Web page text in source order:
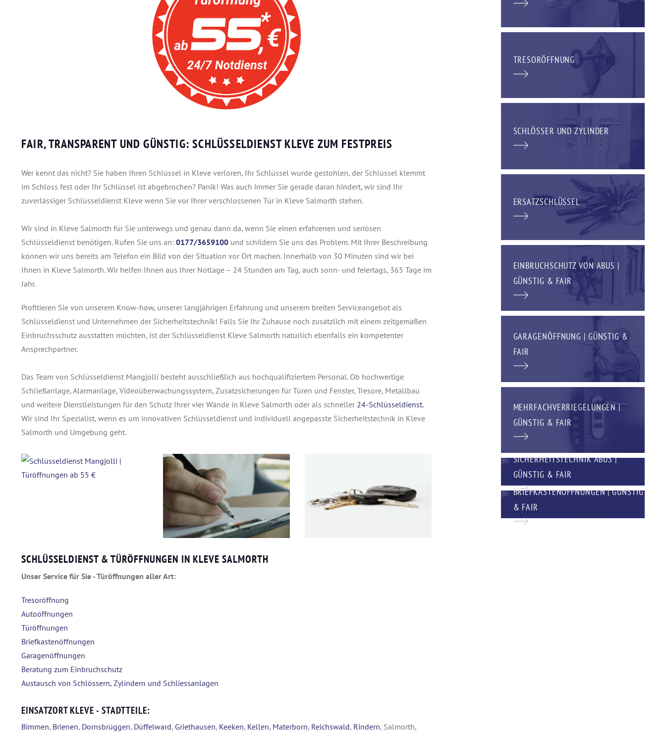
FAIR, TRANSPARENT UND GÜNSTIG: SCHLÜSSELDIENST KLEVE ZUM FESTPREIS
Wer kennt das nicht? Sie haben Ihren Schlüssel in Kleve verloren, Ihr Schlüssel wurde gestohlen, der Schlüssel klemmt
im Schloss fest oder Ihr Schlüssel ist abgebrochen? Panik! Was auch immer Sie gerade daran hindert, wir sind Ihr
zuverlässiger Schlüsseldienst Kleve wenn Sie vor Ihrer verschlossenen Tür in Kleve Salmorth stehen.
Wir sind in Kleve Salmorth für Sie unterwegs und genau dann da, wenn Sie einen erfahrenen und seriösen
Schlüsseldienst benötigen. Rufen Sie uns an: 0177/3659100 und schildern Sie uns das Problem. Mit Ihrer Beschreibung
können wir uns bereits am Telefon ein Bild von der Situation vor Ort machen. Innerhalb von 30 Minuten sind wir bei
Ihnen in Kleve Salmorth. Wir helfen Ihnen aus Ihrer Notlage – 24 Stunden am Tag, auch sonn- und feiertags, 365 Tage im
Jahr.
Profitieren Sie von unserem Know-how, unserer langjährigen Erfahrung und unserem breiten Serviceangebot als
Schlüsseldienst und Unternehmen der Sicherheitstechnik! Falls Sie Ihr Zuhause noch zusätzlich mit einem zeitgemäßen
Einbruchsschutz ausstatten möchten, ist der Schlüsseldienst Kleve Salmorth natürlich ebenfalls ein kompetenter
Ansprechpartner.
Das Team von Schlüsseldienst Mangjolli besteht ausschließlich aus hochqualifiziertem Personal. Ob hochwertige
Schließanlage, Alarmanlage, Videoüberwachungssystem, Zusatzsicherungen für Türen und Fenster, Tresore, Metallbau
und weitere Dienstleistungen für den Schutz Ihrer vier Wände in Kleve Salmorth oder als schneller 24-Schlüsseldienst.
Wir sind Ihr Spezialist, wenn es um innovativen Schlüsseldienst und individuell angepasste Sicherheitstechnik in Kleve
Salmorth und Umgebung geht.
SCHLÜSSELDIENST & TÜRÖFFNUNGEN IN KLEVE SALMORTH
Unser Service für Sie - Türöffnungen aller Art:
Tresoröffnung
Autoöffnungen
Türöffnungen
Briefkastenöffnungen
Garagenöffnungen
Beratung zum Einbruchschutz
Austausch von Schlössern, Zylindern und Schliessanlagen
EINSATZORT KLEVE - STADTTEILE:
Bimmen, Brienen, Dornsbrüggen, Düffelward, Griethausen, Keeken, Kellen, Materborn, Reichswald, Rindern, Salmorth,
TRESORÖFFNUNG
SCHLÖSSER UND ZYLINDER
ERSATZSCHLÜSSEL
EINBRUCHSCHUTZ VON ABUS |
GÜNSTIG & FAIR
GARAGENÖFFNUNG | GÜNSTIG &
FAIR
MEHRFACHVERRIEGELUNGEN |
GÜNSTIG & FAIR
SICHERHEITSTECHNIK ABUS |
GÜNSTIG & FAIR
BRIEFKASTENÖFFNUNGEN | GÜNSTIG
& FAIR